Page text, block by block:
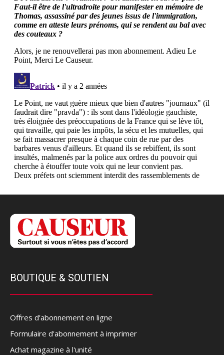
BOUTIQUE & SOUTIEN
Offres d’abonnement en ligne
Formulaire d'abonnement à imprimer
Achat magazine à l'unité